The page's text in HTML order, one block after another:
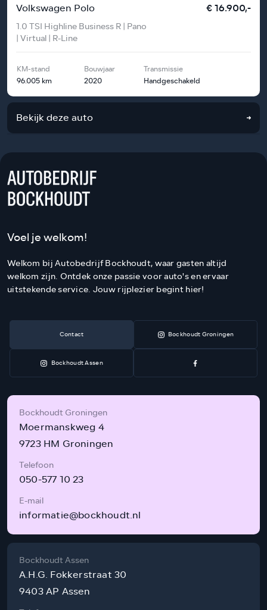
Volkswagen Polo
1.0 TSI Highline Business R | Pano
| Virtual | R-Line
€ 16.900,-
KM-stand
96.005 km
Bouwjaar
2020
Transmissie
Handgeschakeld
Bekijk deze auto
Voel je welkom!
Welkom bij Autobedrijf Bockhoudt, waar gasten altijd
welkom zijn. Ontdek onze passie voor auto's en ervaar
uitstekende service. Jouw rijplezier begint hier!
Contact Bockhoudt Groningen
Bockhoudt Assen
Bockhoudt Groningen
Moermanskweg 4
9723 HM Groningen
Telefoon
050-577 10 23
E-mail
informatie@bockhoudt.nl
Bockhoudt Assen
A.H.G. Fokkerstraat 30
9403 AP Assen